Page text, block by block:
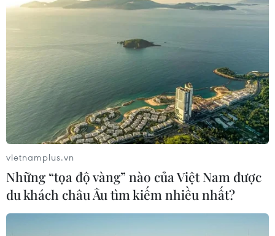
vietnamplus.vn
Những “tọa độ vàng” nào của Việt Nam được
du khách châu Âu tìm kiếm nhiều nhất?